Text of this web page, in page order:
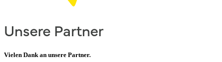
Unsere Partner
Vielen Dank an unsere Partner.